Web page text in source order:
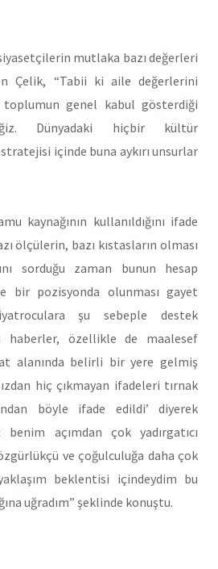
mutlaka bazı değerleri
Çelik, “Tabii ki aile değerlerini
genel kabul gösterdiği
Dünyadaki hiçbir kültür
içinde buna aykırı unsurlar
kaynağının kullanıldığını ifade
ölçülerin, bazı kıstasların olması
sorduğu zaman bunun hesap
bir pozisyonda olunması gayet
şu sebeple destek
haberler, özellikle de maalesef
alanında belirli bir yere gelmiş
hiç çıkmayan ifadeleri tırnak
böyle ifade edildi’ diyerek
benim açımdan çok yadırgatıcı
ve çoğulculuğa daha çok
beklentisi içindeydim bu
uğradım” şeklinde konuştu.